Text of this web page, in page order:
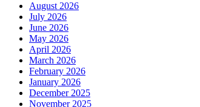
August 2026
July 2026
June 2026
May 2026
April 2026
March 2026
February 2026
January 2026
December 2025
November 2025